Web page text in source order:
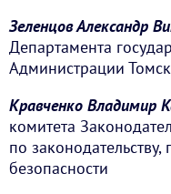
Зеленцов Александр
Департамента
Администрации
Кравченко Владимир
комитета
по законодательству,
безопасности